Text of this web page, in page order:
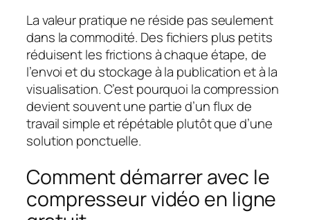
La valeur pratique ne réside pas seulement
dans la commodité. Des fichiers plus petits
réduisent les frictions à chaque étape, de
l’envoi et du stockage à la publication et à la
visualisation. C’est pourquoi la compression
devient souvent une partie d’un flux de
travail simple et répétable plutôt que d’une
solution ponctuelle.
Comment démarrer avec le
compresseur vidéo en ligne